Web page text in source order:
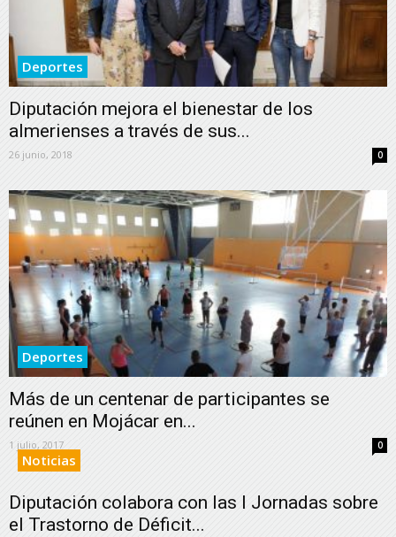
Deportes
Diputación mejora el bienestar de los
almerienses a través de sus...
26 junio, 2018 0
Deportes
Más de un centenar de participantes se
reúnen en Mojácar en...
1 julio, 2017 0
Noticias
Diputación colabora con las I Jornadas sobre
el Trastorno de Déficit...